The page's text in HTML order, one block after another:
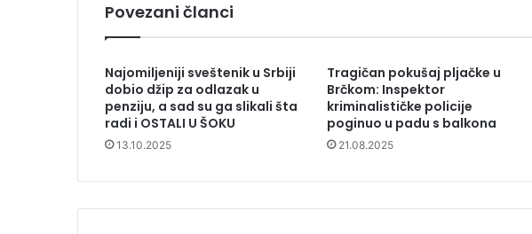
Povezani članci
Najomiljeniji sveštenik u Srbiji
dobio džip za odlazak u
penziju, a sad su ga slikali šta
radi i OSTALI U ŠOKU
13.10.2025
Tragičan pokušaj pljačke u
Brčkom: Inspektor
kriminalističke policije
poginuo u padu s balkona
21.08.2025